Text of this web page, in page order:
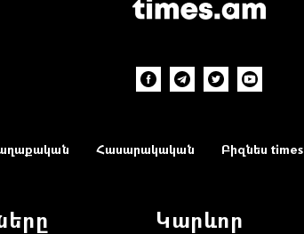
Հասարակական Բիզնես times
Կարևոր